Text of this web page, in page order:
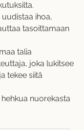
uudistaa ihoa,
tasoittamaan
talia
joka lukitsee
tekee siitä
nuorekasta